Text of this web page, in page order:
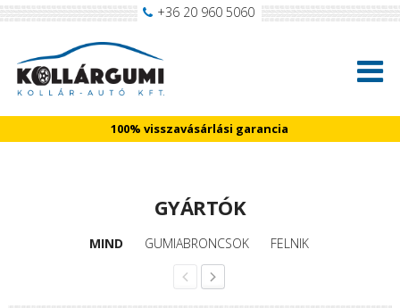
+36 20 960 5060
100% visszavásárlási garancia
GYÁRTÓK
MIND GUMIABRONCSOK FELNIK